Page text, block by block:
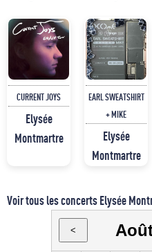
CURRENT JOYS
Elysée
Montmartre
EARL SWEATSHIRT
+ MIKE
Elysée
Montmartre
Voir tous les concerts Elysée
<